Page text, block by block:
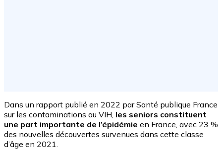
Dans un rapport publié en 2022 par Santé publique France
sur les contaminations au VIH, les seniors constituent
une part importante de l’épidémie en France, avec 23 %
des nouvelles découvertes survenues dans cette classe
d’âge en 2021.